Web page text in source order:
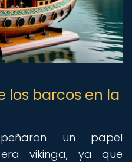
los barcos en la
un papel
vikinga, ya que